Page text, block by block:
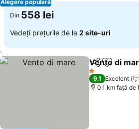
Alegere populară
Din 558 lei
Vedeți prețurile de la 2 site-uri
Distribuiți
Vento di
1 Stele
9,1 Excelent
0.1 km faţă de